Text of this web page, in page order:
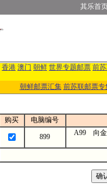
其乐首
香港 澳门 朝鲜 世界专题邮票 前
朝鲜邮票汇集 前苏联邮票专
购买 电脑编号
899 A99 向金